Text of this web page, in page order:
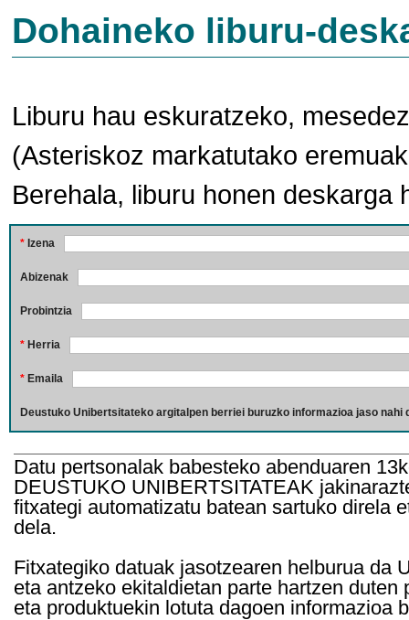
Dohaineko liburu-
Liburu hau eskuratzeko,
(Asteriskoz markatutako
Berehala, liburu honen deskarga
* Izena
Abizenak
Probintzia
* Herria
* Emaila
Deustuko Unibertsitateko argitalpen berriei buruzko informazioa jaso nahi
Datu pertsonalak babesteko abenduaren
DEUSTUKO UNIBERTSITATEAK
fitxategi automatizatu batean sartuko direla
dela.
Fitxategiko datuak jasotzearen helburua da
eta antzeko ekitaldietan parte hartzen
eta produktuekin lotuta dagoen informazioa